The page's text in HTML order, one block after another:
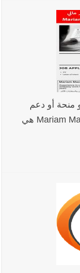
منحة أو دعم
مالي : ما إلك إلا مريم مكاوي Mariam Mackawi هي